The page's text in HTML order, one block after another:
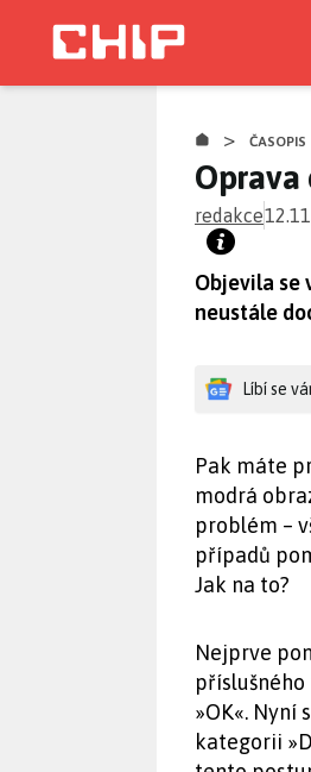
> ČASOPIS
Oprava
redakce
Objevila se
neustále
Líbí se
Pak máte
modrá
problém –
případů
Jak na to?
Nejprve
»OK«. Nyní
kategorii